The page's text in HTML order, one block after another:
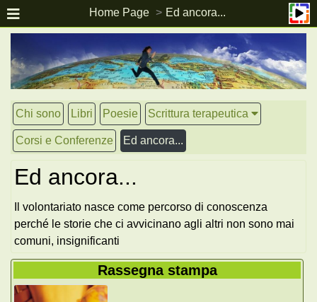
Home Page Ed ancora...
Chi sono Libri Poesie Scrittura terapeutica
Corsi e Conferenze Ed ancora...
Ed ancora...
Il volontariato nasce come percorso di conoscenza
perché le storie che ci avvicinano agli altri non sono mai
comuni, insignificanti
Rassegna stampa